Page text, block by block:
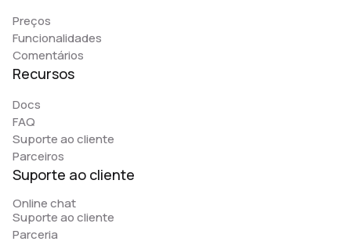
Preços
Funcionalidades
Comentários
Recursos
Docs
FAQ
Suporte ao cliente
Parceiros
Suporte ao cliente
Online chat
Suporte ao cliente
Parceria